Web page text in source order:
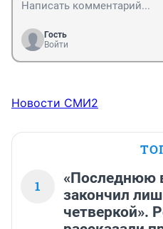
Гость
Войти
Новости СМИ2
1
«Последнюю
закончил
четверкой».